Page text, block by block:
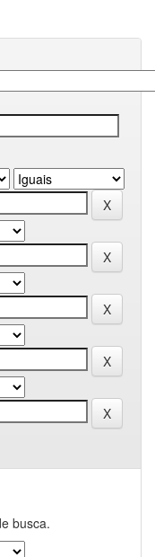
busca.